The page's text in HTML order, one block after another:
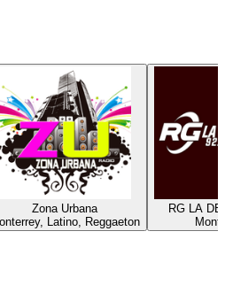
Zona Urbana
Latino, Reggaeton
RG LA